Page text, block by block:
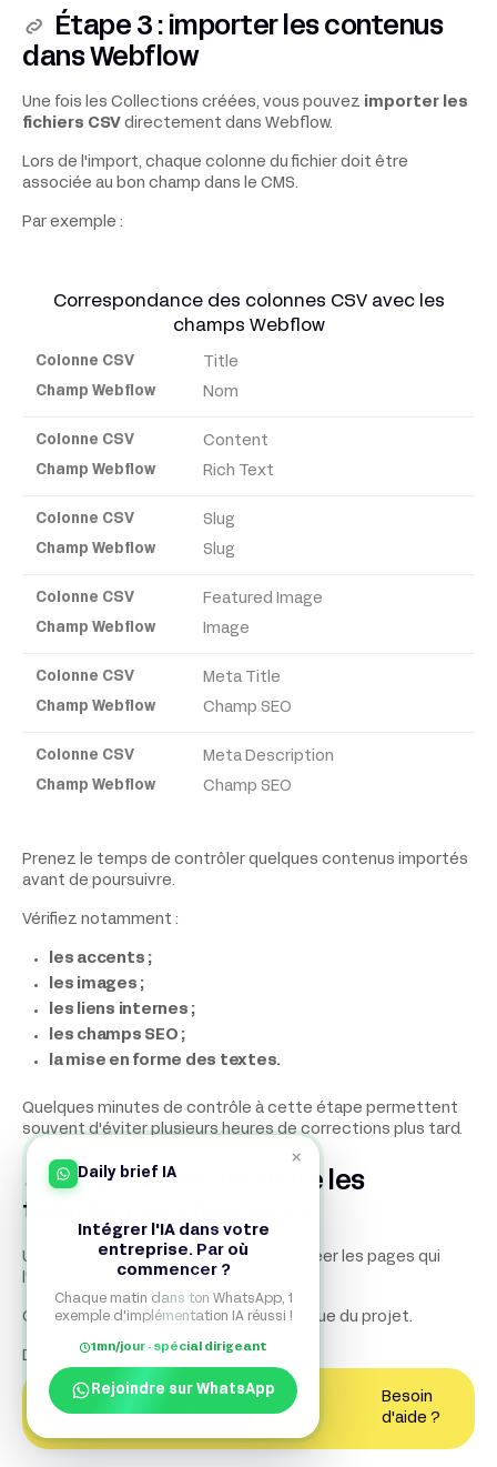
Étape 3 : importer les contenus
dans Webflow
Une fois les Collections créées, vous pouvez importer les
fichiers CSV directement dans Webflow.
Lors de l'import, chaque colonne du fichier doit être
associée au bon champ dans le CMS.
Par exemple :
Correspondance des colonnes CSV avec les
champs Webflow
Colonne
CSV
Webflow
Title
Nom
Content
Rich Text
Slug
Slug
Featured Image
Image
Meta Title
Champ SEO
Meta Description
Champ SEO
Prenez le temps de contrôler quelques contenus importés
avant de poursuivre.
Vérifiez notamment :
les accents ;
les images ;
les liens internes ;
les champs SEO ;
la mise en forme des textes.
Quelques minutes de contrôle à cette étape permettent
souvent d'éviter plusieurs heures de corrections plus tard.
Étape 4 : reconstruire les
templates et les pages
Une fois le contenu importé, il faut recréer les pages qui
l'affichent.
C'est généralement l'étape la plus longue du projet.
Deux approches sont possibles :
partir d'un template Webflow existant ;
reconstruire entièrement le site dans le Designer
Webflow.
Besoin
d'aide ?
Contactez un expert
×
Daily brief IA
Intégrer l'IA dans votre
entreprise. Par où
commencer ?
Chaque matin dans ton WhatsApp, 1
exemple d'implémentation IA réussi !
1mn/jour · spécial dirigeant
Rejoindre sur WhatsApp